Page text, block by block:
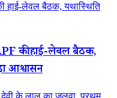
हाई-लेवल बैठक, यथास्थिति
की हाई-लेवल बैठक,
आश्वासन